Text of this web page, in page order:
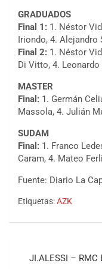
GRADUADOS
Final 1: 1. Néstor
Iriondo, 4. Alejandro
Final 2: 1. Néstor
Di Vitto, 4.
MASTER
Final: 1. Germán
Massola, 4. Julián
SUDAM
Final: 1. Franco
Caram, 4. Mateo
Fuente: Diario La
Etiquetas:AZK
JI.ALESSI – RMC
COBERTURA
08/09-AGO
KDO - F6